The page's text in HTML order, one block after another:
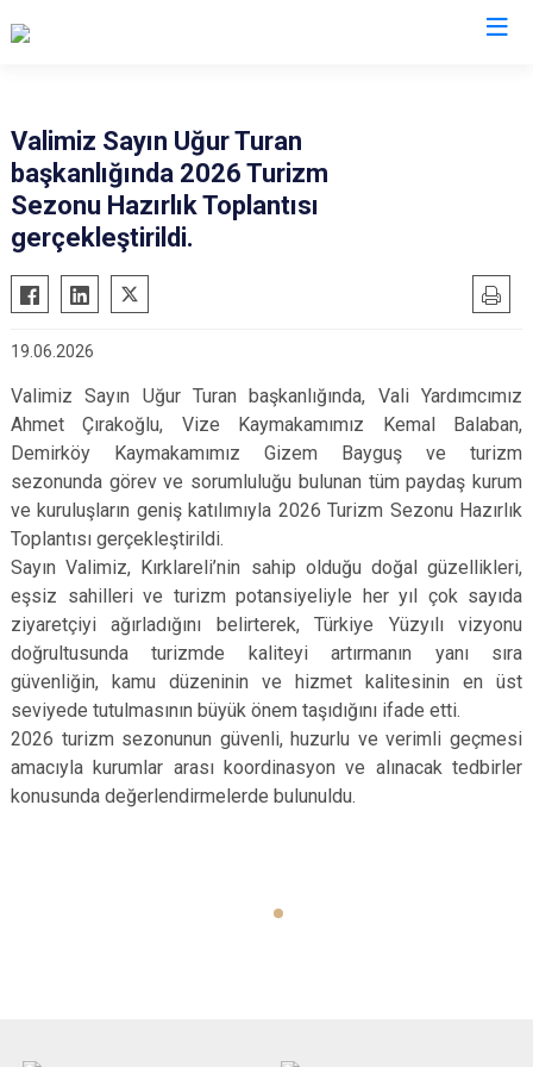
Babaeski
Lüleburgaz
Vize
Valimiz Sayın Uğur Turan
başkanlığında 2026 Turizm
Sezonu Hazırlık Toplantısı
gerçekleştirildi.
19.06.2026
Valimiz Sayın Uğur Turan başkanlığında, Vali Yardımcımız
Ahmet Çırakoğlu, Vize Kaymakamımız Kemal Balaban,
Demirköy Kaymakamımız Gizem Bayguş ve turizm
sezonunda görev ve sorumluluğu bulunan tüm paydaş kurum
ve kuruluşların geniş katılımıyla 2026 Turizm Sezonu Hazırlık
Toplantısı gerçekleştirildi.
Sayın Valimiz, Kırklareli’nin sahip olduğu doğal güzellikleri,
eşsiz sahilleri ve turizm potansiyeliyle her yıl çok sayıda
ziyaretçiyi ağırladığını belirterek, Türkiye Yüzyılı vizyonu
doğrultusunda turizmde kaliteyi artırmanın yanı sıra
güvenliğin, kamu düzeninin ve hizmet kalitesinin en üst
seviyede tutulmasının büyük önem taşıdığını ifade etti.
2026 turizm sezonunun güvenli, huzurlu ve verimli geçmesi
amacıyla kurumlar arası koordinasyon ve alınacak tedbirler
konusunda değerlendirmelerde bulunuldu.